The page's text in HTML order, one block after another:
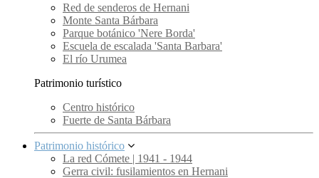
Red de senderos de Hernani
Monte Santa Bárbara
Parque botánico 'Nere Borda'
Escuela de escalada 'Santa Barbara'
El río Urumea
Patrimonio turístico
Centro histórico
Fuerte de Santa Bárbara
Patrimonio histórico
La red Cómete | 1941 - 1944
Gerra civil: fusilamientos en Hernani